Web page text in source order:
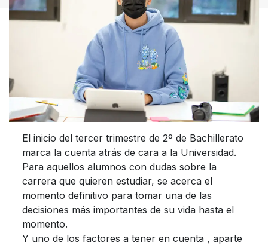
El inicio del tercer trimestre de 2º de Bachillerato
marca la cuenta atrás de cara a la Universidad.
Para aquellos alumnos con dudas sobre la
carrera que quieren estudiar, se acerca el
momento definitivo para tomar una de las
decisiones más importantes de su vida hasta el
momento.
Y uno de los factores a tener en cuenta , aparte